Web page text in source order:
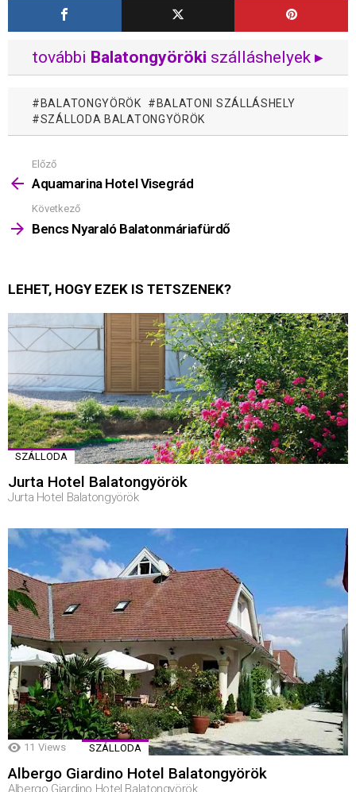
további Balatongyöröki szálláshelyek ▸
BALATONGYÖRÖK
BALATONI SZÁLLÁSHELY
SZÁLLODA BALATONGYÖRÖK
Mutass
többet
Előző
Aquamarina Hotel Visegrád
Következő
Bencs Nyaraló Balatonmáriafürdő
LEHET, HOGY EZEK IS TETSZENEK?
SZÁLLODA
Jurta Hotel Balatongyörök
Jurta Hotel Balatongyörök
11 Views SZÁLLODA
Albergo Giardino Hotel Balatongyörök
Albergo Giardino Hotel Balatongyörök